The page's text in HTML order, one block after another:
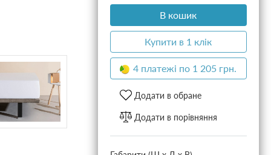
В кошик
Купити в 1 клік
4 платежі по 1 205 грн.
Додати в обране
Додати в порівняння